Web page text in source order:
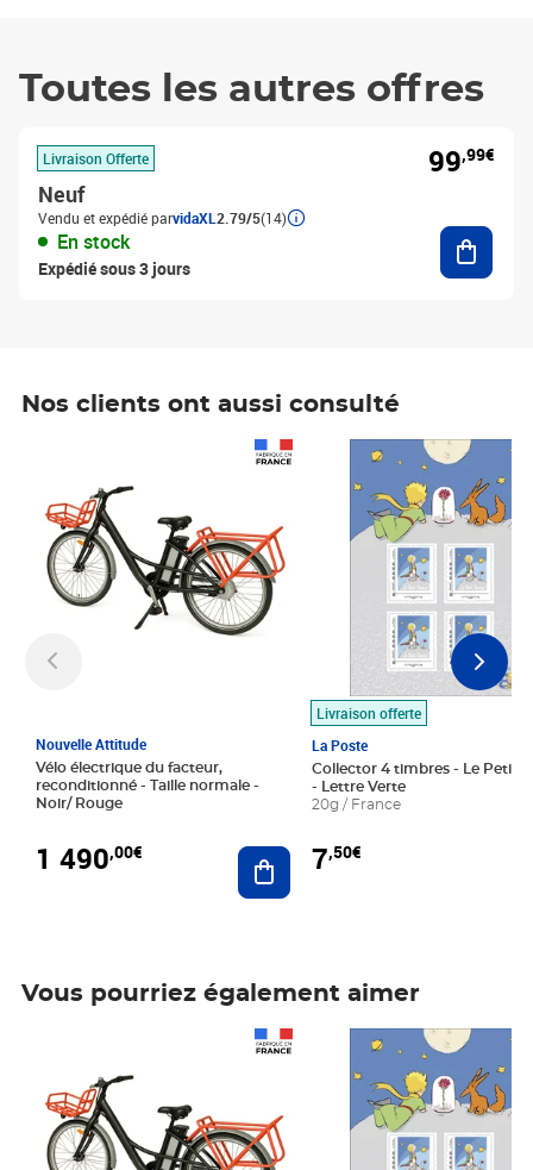
Toutes les autres offres
Livraison Offerte
Neuf
Vendu et expédié parvidaXL 2.79/5(14)
En stock
Expédié sous 3 jours
99,99€
Nos clients ont aussi consulté
Nouvelle Attitude
Vélo électrique du facteur,
reconditionné - Taille normale -
Noir/ Rouge
1 490,00€ Ajouter au panier
Livraison offerte
La Poste
Collector 4 timbres - Le Petit
- Lettre Verte
20g / France
7,50€
Prix 7,50€
Vous pourriez également aimer
Prix 7,50€